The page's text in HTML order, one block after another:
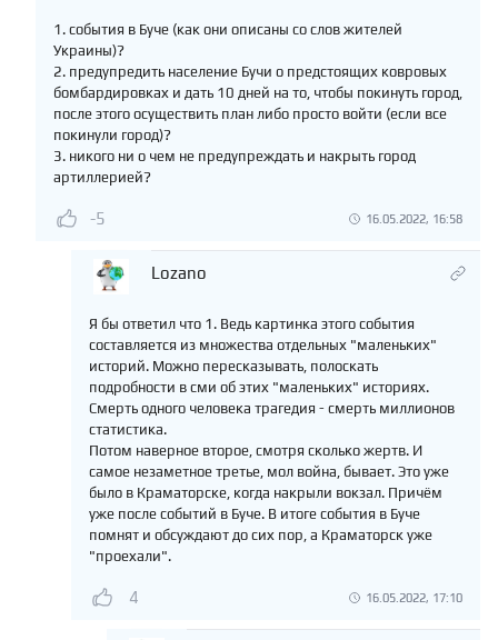
1. события в Буче (как они описаны со слов жителей
Украины)?
2. предупредить население Бучи о предстоящих ковровых
бомбардировках и дать 10 дней на то, чтобы покинуть город,
после этого осуществить план либо просто войти (если все
покинули город)?
3. никого ни о чем не предупреждать и накрыть город
артиллерией?
-5 16.05.2022, 16:58
Lozano
Я бы ответил что 1. Ведь картинка этого события
составляется из множества отдельных "маленьких"
историй. Можно пересказывать, полоскать
подробности в сми об этих "маленьких" историях.
Смерть одного человека трагедия - смерть миллионов
статистика.
Потом наверное второе, смотря сколько жертв. И
самое незаметное третье, мол война, бывает. Это уже
было в Краматорске, когда накрыли вокзал. Причём
уже после событий в Буче. В итоге события в Буче
помнят и обсуждают до сих пор, а Краматорск уже
"проехали".
4 16.05.2022, 17:10